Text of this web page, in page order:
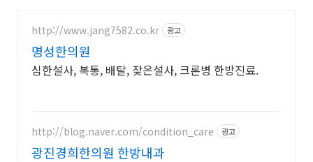
http://www.jang7582.co.kr 광고
명성한의원
심한설사, 복통, 배탈, 잦은설사, 크론병 한방진료.
http://blog.naver.com/condition_care 광고
광진경희한의원 한방내과